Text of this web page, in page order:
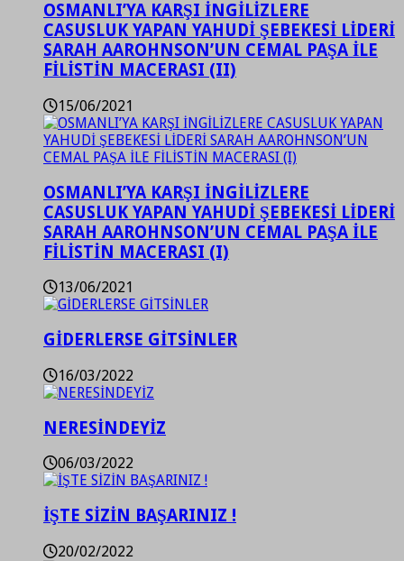
OSMANLI’YA KARŞI İNGİLİZLERE
CASUSLUK YAPAN YAHUDİ ŞEBEKESİ LİDERİ
SARAH AAROHNSON’UN CEMAL PAŞA İLE
FİLİSTİN MACERASI (II)
15/06/2021
OSMANLI’YA KARŞI İNGİLİZLERE
CASUSLUK YAPAN YAHUDİ ŞEBEKESİ LİDERİ
SARAH AAROHNSON’UN CEMAL PAŞA İLE
FİLİSTİN MACERASI (I)
13/06/2021
GİDERLERSE GİTSİNLER
16/03/2022
NERESİNDEYİZ
06/03/2022
İŞTE SİZİN BAŞARINIZ !
20/02/2022